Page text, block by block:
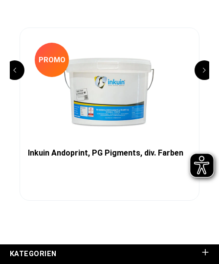
PROMO
Inkuin Andoprint, PG Pigments, div. Farben
KATEGORIEN